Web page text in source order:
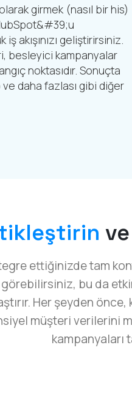
girmek (nasıl bir his)
akışınızı geliştirirsiniz.
besleyici kampanyalar
noktasıdır. Sonuçta
daha fazlası gibi diğer
ve
ettiğinizde tam
bu da
Her şeyden
müşteri verilerini
kampanyaları